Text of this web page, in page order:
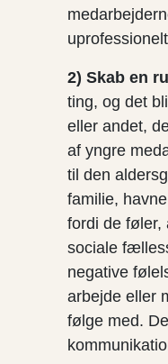
2) Skab en
ting, og det
eller andet,
af yngre
til den
familie,
fordi de føler,
sociale
negative
arbejde eller
følge med.